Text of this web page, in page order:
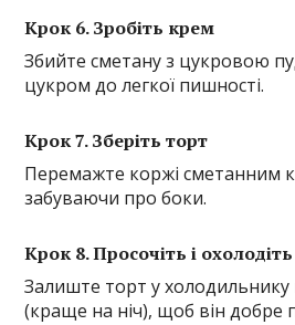
Крок 6. Зробіть крем
Збийте сметану з цукровою
цукром до легкої пишності.
Крок 7. Зберіть торт
Перемажте коржі сметанним
забуваючи про боки.
Крок 8. Просочіть і охолодіть
Залиште торт у холодильнику
(краще на ніч), щоб він добре